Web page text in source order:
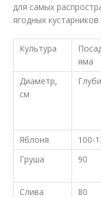
для самых
ягодных
Культура
яма
Диаметр,
см
Яблоня
100-
Груша
90
Слива
80